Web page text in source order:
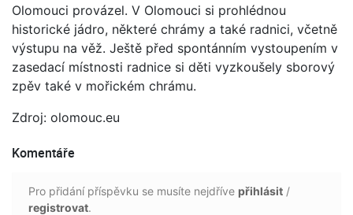
Olomouci provázel. V Olomouci si prohlédnou
historické jádro, některé chrámy a také radnici, včetně
výstupu na věž. Ještě před spontánním vystoupením v
zasedací místnosti radnice si děti vyzkoušely sborový
zpěv také v mořickém chrámu.
Zdroj: olomouc.eu
Komentáře
Pro přidání příspěvku se musíte nejdříve přihlásit /
registrovat.